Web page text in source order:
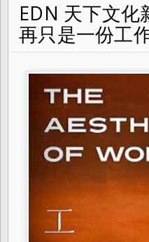
EDN 天下文化新書江振誠《
程。」
EDN 天下文
再只是一份工